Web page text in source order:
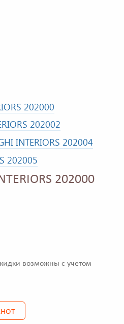
202000
202002
INTERIORS 202004
202005
202000
возможны с учетом